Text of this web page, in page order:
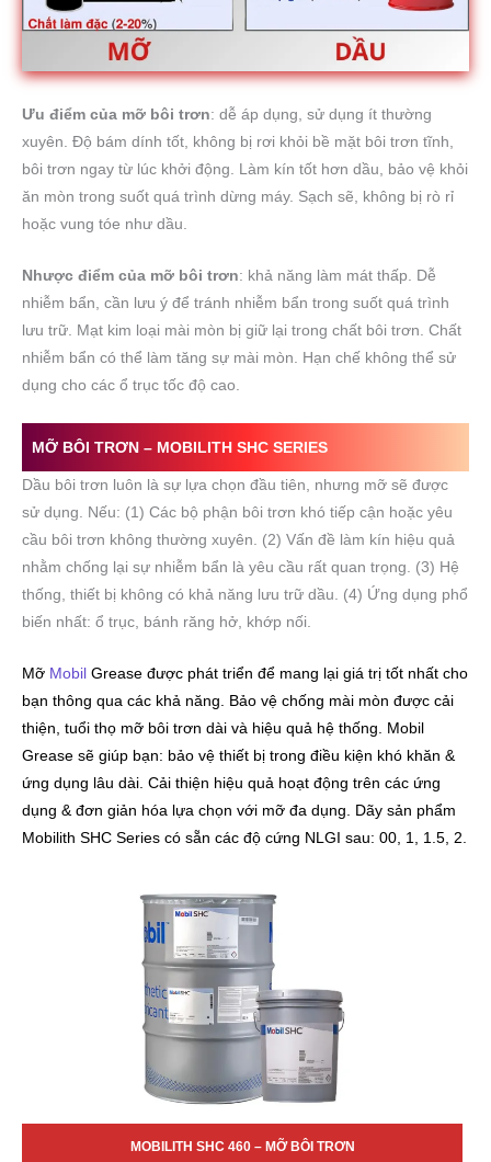
Ưu điểm của mỡ bôi trơn: dễ áp dụng, sử dụng ít thường
xuyên. Độ bám dính tốt, không bị rơi khỏi bề mặt bôi trơn tĩnh,
bôi trơn ngay từ lúc khởi động. Làm kín tốt hơn dầu, bảo vệ khỏi
ăn mòn trong suốt quá trình dừng máy. Sạch sẽ, không bị rò rỉ
hoặc vung tóe như dầu.
Nhược điểm của mỡ bôi trơn: khả năng làm mát thấp. Dễ
nhiễm bẩn, cần lưu ý để tránh nhiễm bẩn trong suốt quá trình
lưu trữ. Mạt kim loại mài mòn bị giữ lại trong chất bôi trơn. Chất
nhiễm bẩn có thể làm tăng sự mài mòn. Hạn chế không thể sử
dụng cho các ổ trục tốc độ cao.
MỠ BÔI TRƠN – MOBILITH SHCSERIES
Dầu bôi trơn luôn là sự lựa chọn đầu tiên, nhưng mỡ sẽ được
sử dụng. Nếu: (1) Các bộ phận bôi trơn khó tiếp cận hoặc yêu
cầu bôi trơn không thường xuyên. (2) Vấn đề làm kín hiệu quả
nhằm chống lại sự nhiễm bẩn là yêu cầu rất quan trọng. (3) Hệ
thống, thiết bị không có khả năng lưu trữ dầu. (4) Ứng dụng phổ
biến nhất: ổ trục, bánh răng hở, khớp nối.
Mỡ Mobil Grease được phát triển để mang lại giá trị tốt nhất cho
bạn thông qua các khả năng. Bảo vệ chống mài mòn được cải
thiện, tuổi thọ mỡ bôi trơn dài và hiệu quả hệ thống. Mobil
Grease sẽ giúp bạn: bảo vệ thiết bị trong điều kiện khó khăn &
ứng dụng lâu dài. Cải thiện hiệu quả hoạt động trên các ứng
dụng & đơn giản hóa lựa chọn với mỡ đa dụng. Dãy sản phẩm
Mobilith SHC Series có sẵn các độ cứng NLGI sau: 00, 1, 1.5, 2.
MOBILITH SHC 007 – MỠ